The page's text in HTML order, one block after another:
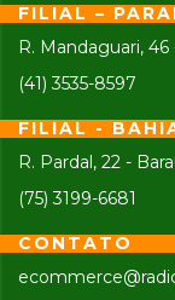
FILIAL –
R. Mandaguari, 46
(41) 3535-8597
FILIAL -
R. Pardal, 22 -
(75) 3199-6681
CONTATO